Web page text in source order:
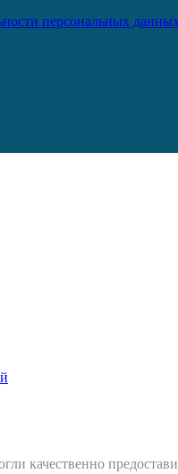
персональных данных
качественно